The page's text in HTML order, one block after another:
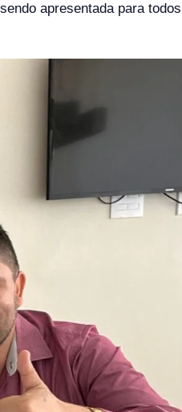
apresentada para